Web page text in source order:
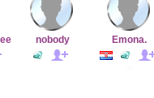
nobody Emona.